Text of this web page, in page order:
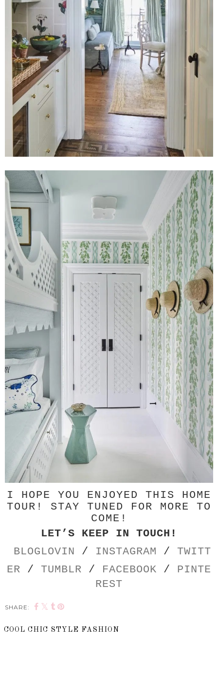
I HOPE YOU ENJOYED THIS HOME
TOUR! STAY TUNED FOR MORE TO
COME!
LET’S KEEP IN TOUCH!
BLOGLOVIN
/ INSTAGRAM / TWITT
ER / TUMBLR / FACEBOOK / PINTE
REST
SHARE:
COOL CHIC STYLE FASHION